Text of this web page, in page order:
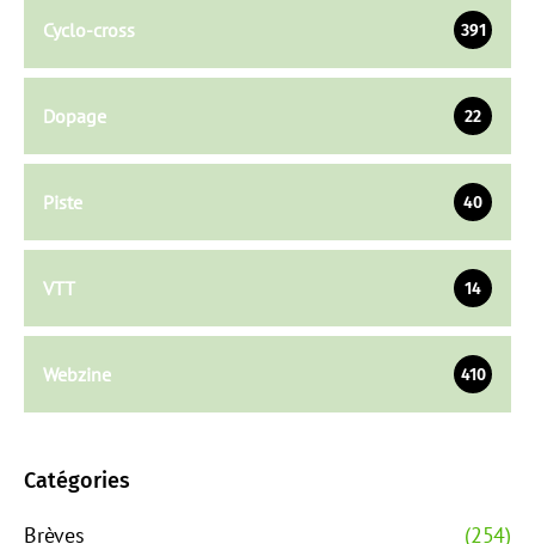
Cyclo-cross 391
Dopage 22
Piste 40
VTT 14
Webzine 410
Catégories
Brèves
(254)